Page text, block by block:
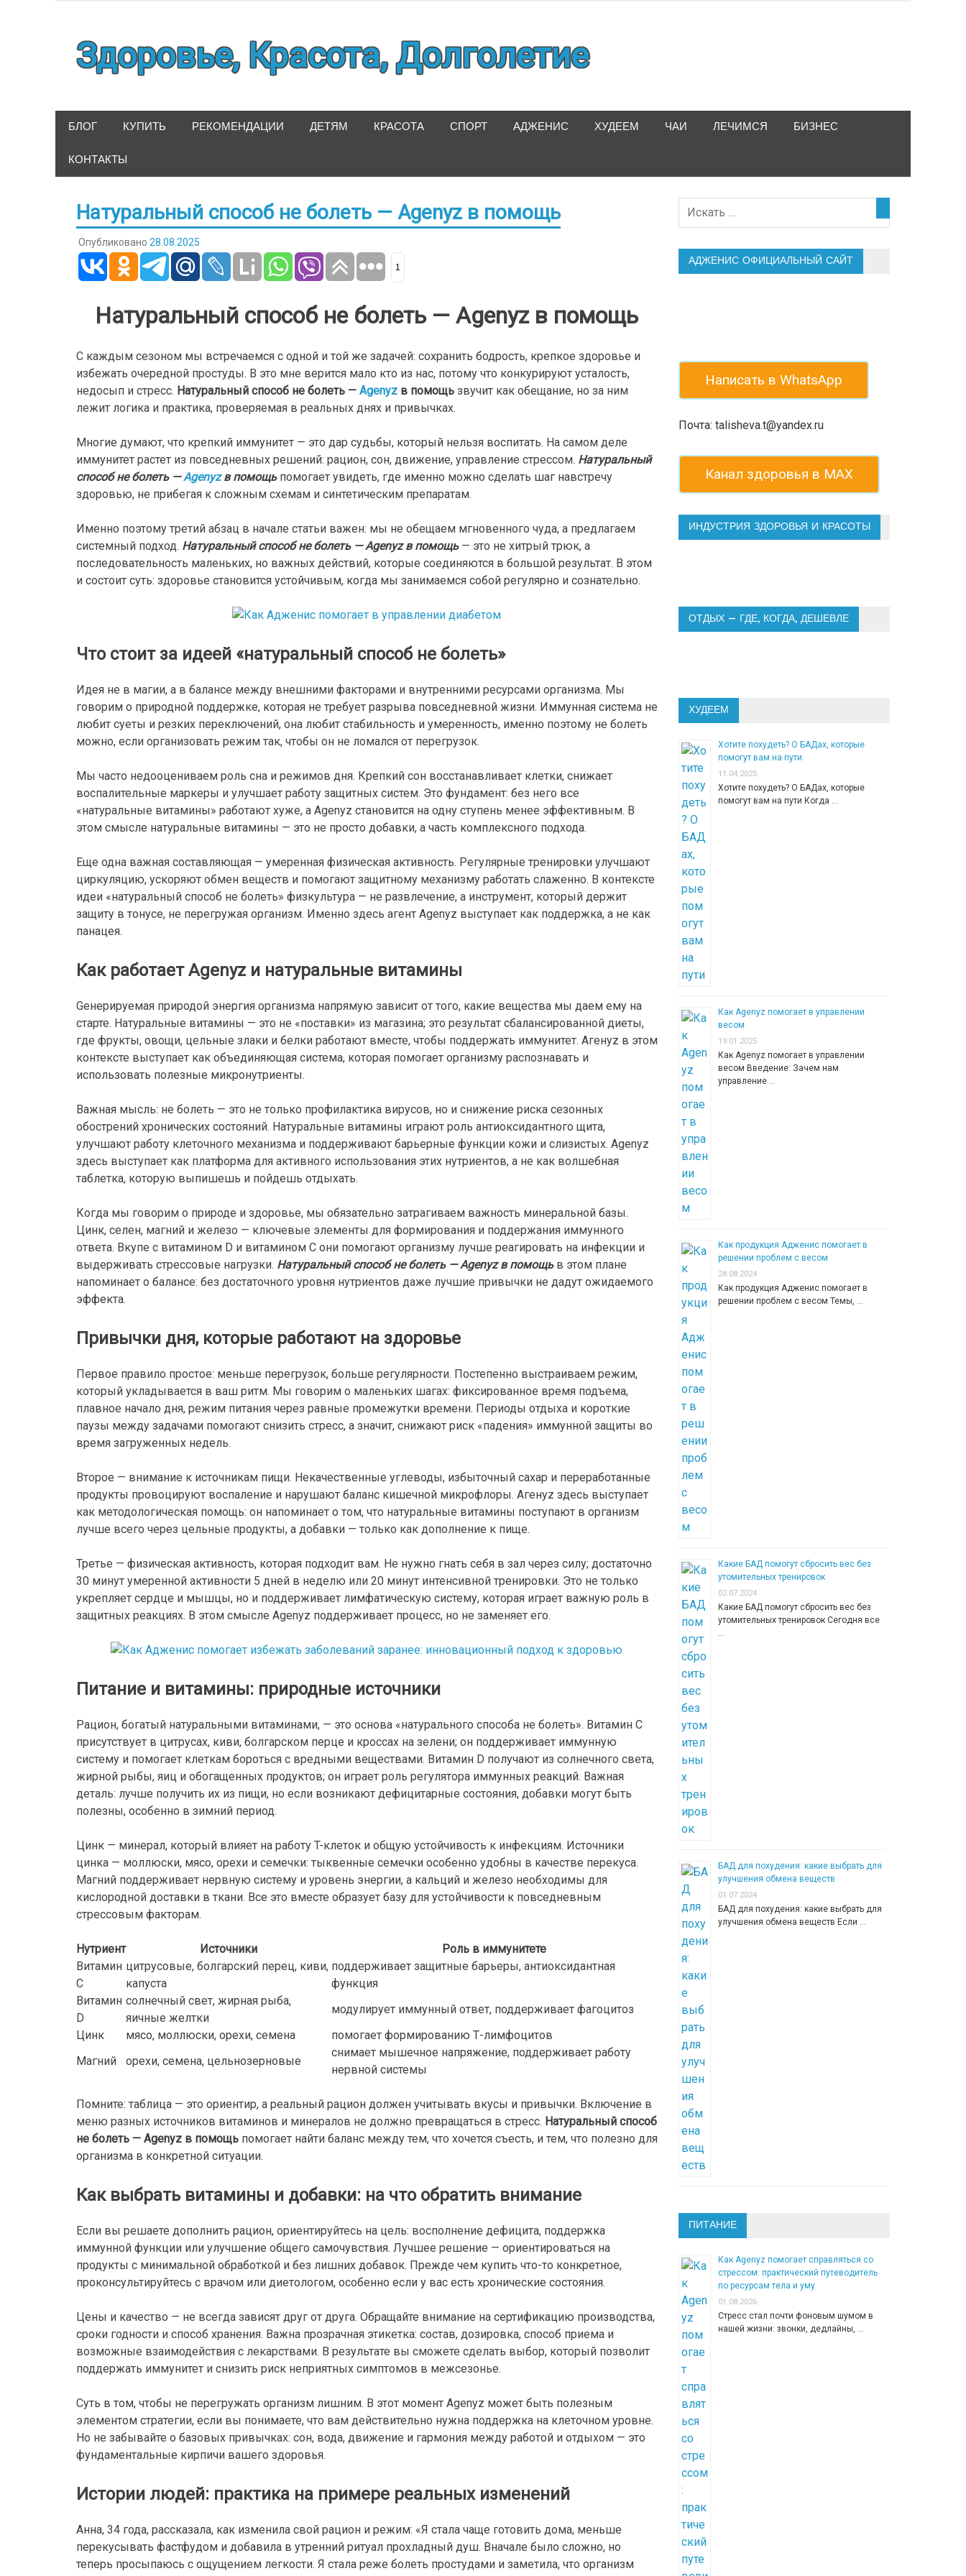
Здоровье, Красота, Долголетие
БЛОГ КУПИТЬ РЕКОМЕНДАЦИИ ДЕТЯМ КРАСОТА СПОРТ АДЖЕНИС ХУДЕЕМ ЧАИ ЛЕЧИМСЯ БИЗНЕС
КОНТАКТЫ
Натуральный способ не болеть — Agenyz в помощь
Опубликовано 28.08.2025
1
Натуральный способ не болеть — Agenyz в помощь
С каждым сезоном мы встречаемся с одной и той же задачей: сохранить бодрость, крепкое здоровье и
избежать очередной простуды. В это мне верится мало кто из нас, потому что конкурируют усталость,
недосып и стресс. Натуральный способ не болеть — Agenyzв помощьзвучит как обещание, но за ним
лежит логика и практика, проверяемая в реальных днях и привычках.
Многие думают, что крепкий иммунитет — это дар судьбы, который нельзя воспитать. На самом деле
иммунитет растет из повседневных решений: рацион, сон, движение, управление стрессом. Натуральный
способ не болеть —Agenyzв помощьпомогает увидеть, где именно можно сделать шаг навстречу
здоровью, не прибегая к сложным схемам и синтетическим препаратам.
Именно поэтому третий абзац в начале статьи важен: мы не обещаем мгновенного чуда, а предлагаем
системный подход. Натуральный способ не болеть — Agenyz в помощь— это не хитрый трюк, а
последовательность маленьких, но важных действий, которые соединяются в большой результат. В этом
и состоит суть: здоровье становится устойчивым, когда мы занимаемся собой регулярно и сознательно.
Что стоит за идеей «натуральный способ не болеть»
Идея не в магии, а в балансе между внешними факторами и внутренними ресурсами организма. Мы
говорим о природной поддержке, которая не требует разрыва повседневной жизни. Иммунная система не
любит суеты и резких переключений, она любит стабильность и умеренность, именно поэтому не болеть
можно, если организовать режим так, чтобы он не ломался от перегрузок.
Мы часто недооцениваем роль сна и режимов дня. Крепкий сон восстанавливает клетки, снижает
воспалительные маркеры и улучшает работу защитных систем. Это фундамент: без него все
«натуральные витамины» работают хуже, а Agenyz становится на одну ступень менее эффективным. В
этом смысле натуральные витамины — это не просто добавки, а часть комплексного подхода.
Еще одна важная составляющая — умеренная физическая активность. Регулярные тренировки улучшают
циркуляцию, ускоряют обмен веществ и помогают защитному механизму работать слаженно. В контексте
идеи «натуральный способ не болеть» физкультура — не развлечение, а инструмент, который держит
защиту в тонусе, не перегружая организм. Именно здесь агент Agenyz выступает как поддержка, а не как
панацея.
Как работает Agenyz и натуральные витамины
Gенерируемая природой энергия организма напрямую зависит от того, какие вещества мы даем ему на
старте. Натуральные витамины — это не «поставки» из магазина; это результат сбалансированной диеты,
где фрукты, овощи, цельные злаки и белки работают вместе, чтобы поддержать иммунитет. Агенyz в этом
контексте выступает как объединяющая система, которая помогает организму распознавать и
использовать полезные микронутриенты.
Важная мысль: не болеть — это не только профилактика вирусов, но и снижение риска сезонных
обострений хронических состояний. Натуральные витамины играют роль антиоксидантного щита,
улучшают работу клеточного механизма и поддерживают барьерные функции кожи и слизистых. Agenyz
здесь выступает как платформа для активного использования этих нутриентов, а не как волшебная
таблетка, которую выпишешь и пойдешь отдыхать.
Когда мы говорим о природе и здоровье, мы обязательно затрагиваем важность минеральной базы.
Цинк, селен, магний и железо — ключевые элементы для формирования и поддержания иммунного
ответа. Вкупе с витамином D и витамином C они помогают организму лучше реагировать на инфекции и
выдерживать стрессовые нагрузки. Натуральный способ не болеть — Agenyz в помощьв этом плане
напоминает о балансе: без достаточного уровня нутриентов даже лучшие привычки не дадут ожидаемого
эффекта.
Привычки дня, которые работают на здоровье
Первое правило простое: меньше перегрузок, больше регулярности. Постепенно выстраиваем режим,
который укладывается в ваш ритм. Мы говорим о маленьких шагах: фиксированное время подъема,
плавное начало дня, режим питания через равные промежутки времени. Периоды отдыха и короткие
паузы между задачами помогают снизить стресс, а значит, снижают риск «падения» иммунной защиты во
время загруженных недель.
Второе — внимание к источникам пищи. Некачественные углеводы, избыточный сахар и переработанные
продукты провоцируют воспаление и нарушают баланс кишечной микрофлоры. Агенyz здесь выступает
как методологическая помощь: он напоминает о том, что натуральные витамины поступают в организм
лучше всего через цельные продукты, а добавки — только как дополнение к пище.
Третье — физическая активность, которая подходит вам. Не нужно гнать себя в зал через силу; достаточно
30 минут умеренной активности 5 дней в неделю или 20 минут интенсивной тренировки. Это не только
укрепляет сердце и мышцы, но и поддерживает лимфатическую систему, которая играет важную роль в
защитных реакциях. В этом смысле Agenyz поддерживает процесс, но не заменяет его.
Питание и витамины: природные источники
Рацион, богатый натуральными витаминами, — это основа «натурального способа не болеть». Витамин C
присутствует в цитрусах, киви, болгарском перце и кроссах на зелени; он поддерживает иммунную
систему и помогает клеткам бороться с вредными веществами. Витамин D получают из солнечного света,
жирной рыбы, яиц и обогащенных продуктов; он играет роль регулятора иммунных реакций. Важная
деталь: лучше получить их из пищи, но если возникают дефицитарные состояния, добавки могут быть
полезны, особенно в зимний период.
Цинк — минерал, который влияет на работу T-клеток и общую устойчивость к инфекциям. Источники
цинка — моллюски, мясо, орехи и семечки: тыквенные семечки особенно удобны в качестве перекуса.
Магний поддерживает нервную систему и уровень энергии, а кальций и железо необходимы для
кислородной доставки в ткани. Все это вместе образует базу для устойчивости к повседневным
стрессовым факторам.
Нутриент Источники
Роль в иммунитете
Витамин
C
цитрусовые, болгарский перец, киви,
капуста
поддерживает защитные барьеры, антиоксидантная
функция
Витамин
D
солнечный свет, жирная рыба,
яичные желтки
модулирует иммунный ответ, поддерживает фагоцитоз
Цинк
мясо, моллюски, орехи, семена
помогает формированию Т-лимфоцитов
Магний
орехи, семена, цельнозерновые
снимает мышечное напряжение, поддерживает работу
нервной системы
Помните: таблица — это ориентир, а реальный рацион должен учитывать вкусы и привычки. Включение в
меню разных источников витаминов и минералов не должно превращаться в стресс. Натуральный способ
не болеть — Agenyz в помощьпомогает найти баланс между тем, что хочется съесть, и тем, что полезно для
организма в конкретной ситуации.
Как выбрать витамины и добавки: на что обратить внимание
Если вы решаете дополнить рацион, ориентируйтесь на цель: восполнение дефицита, поддержка
иммунной функции или улучшение общего самочувствия. Лучшее решение — ориентироваться на
продукты с минимальной обработкой и без лишних добавок. Прежде чем купить что-то конкретное,
проконсультируйтесь с врачом или диетологом, особенно если у вас есть хронические состояния.
Цены и качество — не всегда зависят друг от друга. Обращайте внимание на сертификацию производства,
сроки годности и способ хранения. Важна прозрачная этикетка: состав, дозировка, способ приема и
возможные взаимодействия с лекарствами. В результате вы сможете сделать выбор, который позволит
поддержать иммунитет и снизить риск неприятных симптомов в межсезонье.
Суть в том, чтобы не перегружать организм лишним. В этот момент Agenyz может быть полезным
элементом стратегии, если вы понимаете, что вам действительно нужна поддержка на клеточном уровне.
Но не забывайте о базовых привычках: сон, вода, движение и гармония между работой и отдыхом — это
фундаментальные кирпичи вашего здоровья.
Истории людей: практика на примере реальных изменений
Анна, 34 года, рассказала, как изменила свой рацион и режим: «Я стала чаще готовить дома, меньше
перекусывать фастфудом и добавила в утренний ритуал прохладный душ. Вначале было сложно, но
теперь просыпаюсь с ощущением легкости. Я стала реже болеть простудами и заметила, что организм
АДЖЕНИС ОФИЦИАЛЬНЫЙ САЙТ
Написать в WhatsApp
Почта: talisheva.t@yandex.ru
Канал здоровья в МАХ
ИНДУСТРИЯ ЗДОРОВЬЯ И КРАСОТЫ
ОТДЫХ — ГДЕ, КОГДА, ДЕШЕВЛЕ
ХУДЕЕМ
Хотите похудеть? О БАДах, которые
помогут вам на пути
11.04.2025
Хотите похудеть? О БАДах, которые
помогут вам на пути Когда …
Как Agenyz помогает в управлении
весом
19.01.2025
Как Agenyz помогает в управлении
весом Введение: Зачем нам
управление …
Как продукция Адженис помогает в
решении проблем с весом
28.08.2024
Как продукция Адженис помогает в
решении проблем с весом Темы, …
Какие БАД помогут сбросить вес без
утомительных тренировок
02.07.2024
Какие БАД помогут сбросить вес без
утомительных тренировок Сегодня все
…
БАД для похудения: какие выбрать для
улучшения обмена веществ
01.07.2024
БАД для похудения: какие выбрать для
улучшения обмена веществ Если …
ПИТАНИЕ
Как Agenyz помогает справляться со
стрессом: практический путеводитель
по ресурсам тела и уму
01.08.2026
Стресс стал почти фоновым шумом в
нашей жизни: звонки, дедлайны, …